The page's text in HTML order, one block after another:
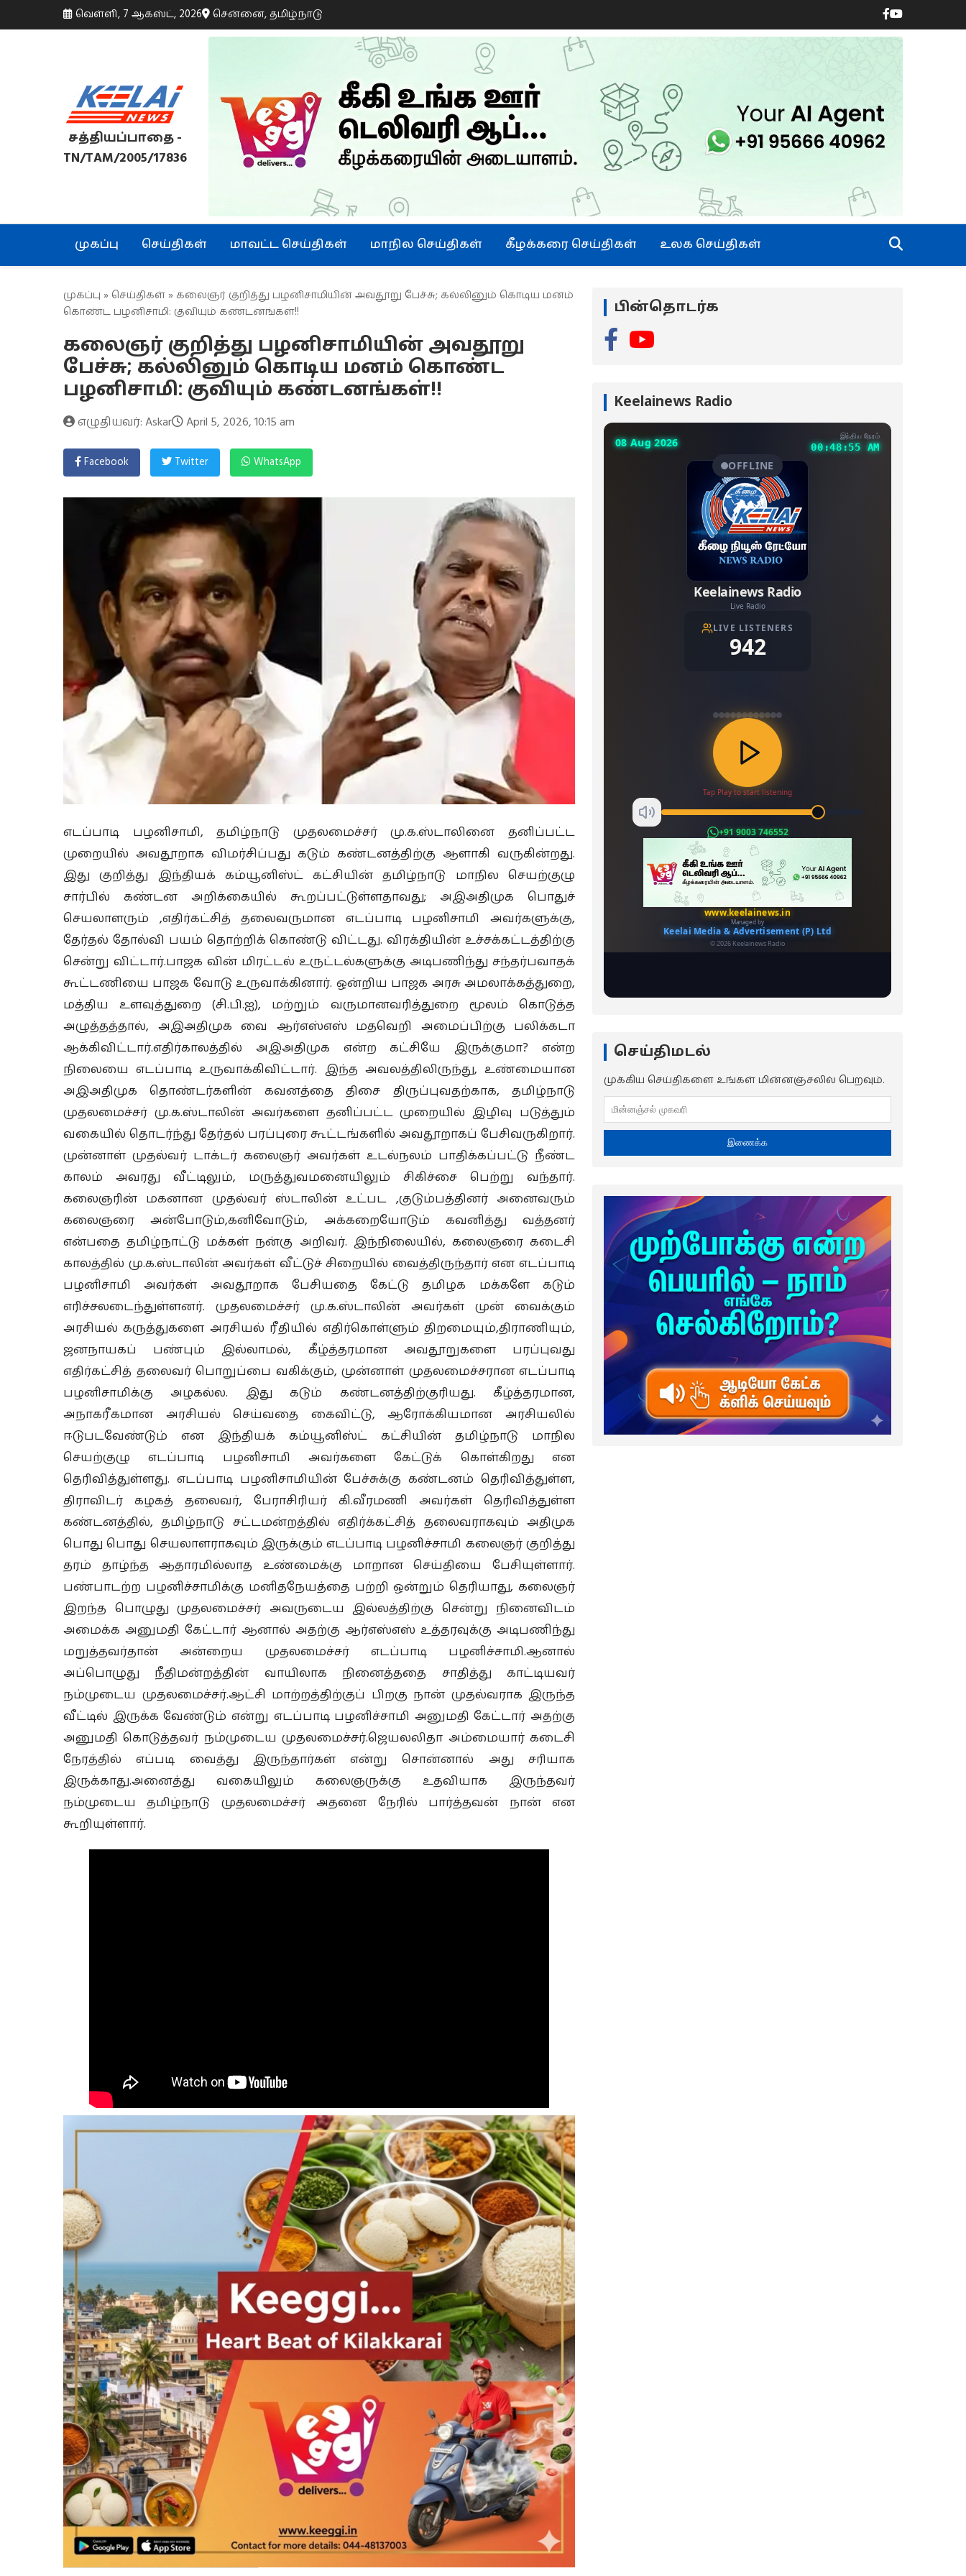
வெள்ளி, 7 ஆகஸ்ட், 2026 சென்னை, தமிழ்நாடு
சத்தியப்பாதை -
TN/TAM/2005/17836
முகப்பு செய்திகள் மாவட்ட செய்திகள் மாநில செய்திகள் கீழக்கரை செய்திகள் உலக செய்திகள்
முகப்பு » செய்திகள் » கலைஞர் குறித்து பழனிசாமியின் அவதூறு பேச்சு; கல்லினும் கொடிய மனம்
கொண்ட பழனிசாமி: குவியும் கண்டனங்கள்!!
கலைஞர் குறித்து பழனிசாமியின் அவதூறு
பேச்சு; கல்லினும் கொடிய மனம் கொண்ட
பழனிசாமி: குவியும் கண்டனங்கள்!!
எழுதியவர்: Askar April 5, 2026, 10:15 am
Facebook Twitter WhatsApp
எடப்பாடி பழனிசாமி, தமிழ்நாடு முதலமைச்சர் மு.க.ஸ்டாலினை தனிப்பட்ட
முறையில் அவதூறாக விமர்சிப்பது கடும் கண்டனத்திற்கு ஆளாகி வருகின்றது.
இது குறித்து இந்தியக் கம்யூனிஸ்ட் கட்சியின் தமிழ்நாடு மாநில செயற்குழு
சார்பில் கண்டன அறிக்கையில் கூறப்பட்டுள்ளதாவது; அஇஅதிமுக பொதுச்
செயலாளரும் ,எதிர்கட்சித் தலைவருமான எடப்பாடி பழனிசாமி அவர்களுக்கு,
தேர்தல் தோல்வி பயம் தொற்றிக் கொண்டு விட்டது. விரக்தியின் உச்சக்கட்டத்திற்கு
சென்று விட்டார்.பாஜக வின் மிரட்டல் உருட்டல்களுக்கு அடிபணிந்து சந்தர்பவாதக்
கூட்டணியை பாஜக வோடு உருவாக்கினார். ஒன்றிய பாஜக அரசு அமலாக்கத்துறை,
மத்திய உளவுத்துறை (சி.பி.ஐ), மற்றும் வருமானவரித்துறை மூலம் கொடுத்த
அழுத்தத்தால், அஇஅதிமுக வை ஆர்எஸ்எஸ் மதவெறி அமைப்பிற்கு பலிக்கடா
ஆக்கிவிட்டார்.எதிர்காலத்தில் அஇஅதிமுக என்ற கட்சியே இருக்குமா? என்ற
நிலையை எடப்பாடி உருவாக்கிவிட்டார். இந்த அவலத்திலிருந்து, உண்மையான
அஇஅதிமுக தொண்டர்களின் கவனத்தை திசை திருப்புவதற்காக, தமிழ்நாடு
முதலமைச்சர் மு.க.ஸ்டாலின் அவர்களை தனிப்பட்ட முறையில் இழிவு படுத்தும்
வகையில் தொடர்ந்து தேர்தல் பரப்புரை கூட்டங்களில் அவதூறாகப் பேசிவருகிறார்.
முன்னாள் முதல்வர் டாக்டர் கலைஞர் அவர்கள் உடல்நலம் பாதிக்கப்பட்டு நீண்ட
காலம் அவரது வீட்டிலும், மருத்துவமனையிலும் சிகிச்சை பெற்று வந்தார்.
கலைஞரின் மகனான முதல்வர் ஸ்டாலின் உட்பட ,குடும்பத்தினர் அனைவரும்
கலைஞரை அன்போடும்,கனிவோடும், அக்கறையோடும் கவனித்து வத்தனர்
என்பதை தமிழ்நாட்டு மக்கள் நன்கு அறிவர். இந்நிலையில், கலைஞரை கடைசி
காலத்தில் மு.க.ஸ்டாலின் அவர்கள் வீட்டுச் சிறையில் வைத்திருந்தார் என எடப்பாடி
பழனிசாமி அவர்கள் அவதூறாக பேசியதை கேட்டு தமிழக மக்களே கடும்
எரிச்சலடைந்துள்ளனர். முதலமைச்சர் மு.க.ஸ்டாலின் அவர்கள் முன் வைக்கும்
அரசியல் கருத்துகளை அரசியல் ரீதியில் எதிர்கொள்ளும் திறமையும்,திராணியும்,
ஜனநாயகப் பண்பும் இல்லாமல், கீழ்த்தரமான அவதூறுகளை பரப்புவது
எதிர்கட்சித் தலைவர் பொறுப்பை வகிக்கும், முன்னாள் முதலமைச்சரான எடப்பாடி
பழனிசாமிக்கு அழகல்ல. இது கடும் கண்டனத்திற்குரியது. கீழ்த்தரமான,
அநாகரீகமான அரசியல் செய்வதை கைவிட்டு, ஆரோக்கியமான அரசியலில்
ஈடுபடவேண்டும் என இந்தியக் கம்யூனிஸ்ட் கட்சியின் தமிழ்நாடு மாநில
செயற்குழு எடப்பாடி பழனிசாமி அவர்களை கேட்டுக் கொள்கிறது என
தெரிவித்துள்ளது. எடப்பாடி பழனிசாமியின் பேச்சுக்கு கண்டனம் தெரிவித்துள்ள,
திராவிடர் கழகத் தலைவர், பேராசிரியர் கி.வீரமணி அவர்கள் தெரிவித்துள்ள
கண்டனத்தில், தமிழ்நாடு சட்டமன்றத்தில் எதிர்க்கட்சித் தலைவராகவும் அதிமுக
பொது பொது செயலாளராகவும் இருக்கும் எடப்பாடி பழனிச்சாமி கலைஞர் குறித்து
தரம் தாழ்ந்த ஆதாரமில்லாத உண்மைக்கு மாறான செய்தியை பேசியுள்ளார்.
பண்பாடற்ற பழனிச்சாமிக்கு மனிதநேயத்தை பற்றி ஒன்றும் தெரியாது, கலைஞர்
இறந்த பொழுது முதலமைச்சர் அவருடைய இல்லத்திற்கு சென்று நினைவிடம்
அமைக்க அனுமதி கேட்டார் ஆனால் அதற்கு ஆர்எஸ்எஸ் உத்தரவுக்கு அடிபணிந்து
மறுத்தவர்தான் அன்றைய முதலமைச்சர் எடப்பாடி பழனிச்சாமி.ஆனால்
அப்பொழுது நீதிமன்றத்தின் வாயிலாக நினைத்ததை சாதித்து காட்டியவர்
நம்முடைய முதலமைச்சர்.ஆட்சி மாற்றத்திற்குப் பிறகு நான் முதல்வராக இருந்த
வீட்டில் இருக்க வேண்டும் என்று எடப்பாடி பழனிச்சாமி அனுமதி கேட்டார் அதற்கு
அனுமதி கொடுத்தவர் நம்முடைய முதலமைச்சர்.ஜெயலலிதா அம்மையார் கடைசி
நேரத்தில் எப்படி வைத்து இருந்தார்கள் என்று சொன்னால் அது சரியாக
இருக்காது.அனைத்து வகையிலும் கலைஞருக்கு உதவியாக இருந்தவர்
நம்முடைய தமிழ்நாடு முதலமைச்சர் அதனை நேரில் பார்த்தவன் நான் என
கூறியுள்ளார்.
பின்தொடர்க
Keelainews Radio
செய்திமடல்
முக்கிய செய்திகளை உங்கள் மின்னஞ்சலில் பெறவும்.
இணைக்க